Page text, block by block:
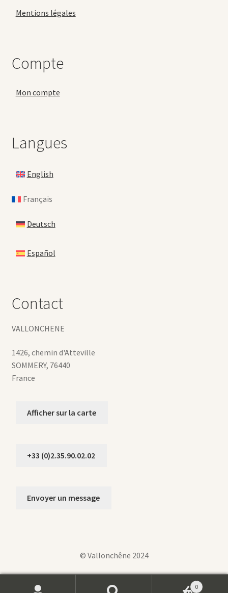
Mentions légales
Compte
Mon compte
Langues
English
Français
Deutsch
Español
Contact
VALLONCHENE
1426, chemin d'Atteville
SOMMERY, 76440
France
Afficher sur la carte
+33 (0)2.35.90.02.02
Envoyer un message
© Vallonchêne 2024
0